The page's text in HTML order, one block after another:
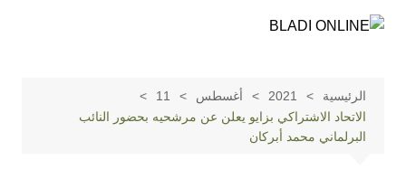
الرئيسية 2021 أغسطس
11
الاتحاد الاشتراكي بزايو يعلن عن مرشحيه بحضور النائب
البرلماني محمد أبركان